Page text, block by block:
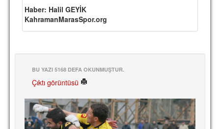
Haber: Halil GEYİK
KahramanMarasSpor.org
BU YAZI 5168 DEFA OKUNMUŞTUR.
Çıktı görüntüsü